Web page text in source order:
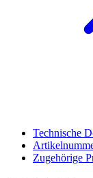
Technische
Zugehörige